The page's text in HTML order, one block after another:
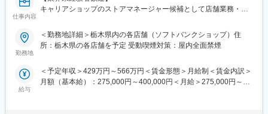
※訪問が少ない日はフォローの連絡や翌日以降の営業準備を行って
【魅力】
お客様にも長く使っていただく商品が故に、しっかり提案＆納得
いただく必要があるため、厳しいノルマはございません！
仕事内容
キャリアショップのストアマネージャー候補として店舗業務・マ
■職務内容：
ソフトバンクショップのストアマネージャー候補として、雇入れ
験。接客業務／カウンター業務／店舗業務などの業務をお任せ
し、業務に慣れていただきます。入社半年～１年半を目処に経験
勤務地
＜勤務地詳細＞栃木県内の各店舗（ソフトバンクショップ）住
所：栃木県の各店舗を予定 受動喫煙対策：屋内全面禁煙
給与
＜予定年収＞429万円～566万円＜賃金形態＞月給制＜賃金内訳＞
月額（基本給）：275,000円～400,000円＜月給＞275,000円～